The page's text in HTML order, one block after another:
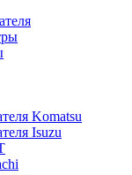
Komatsu
Isuzu